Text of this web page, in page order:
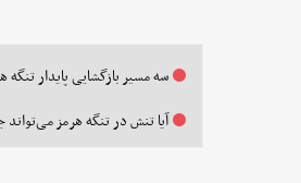
سه مسیر بازگشایی پایدار تنگه
آیا تنش در تنگه هرمز می‌تواند